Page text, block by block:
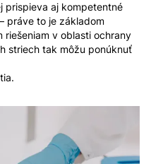
prispieva aj kompetentné
práve to je základom
riešeniam v oblasti ochrany
striech tak môžu ponúknuť